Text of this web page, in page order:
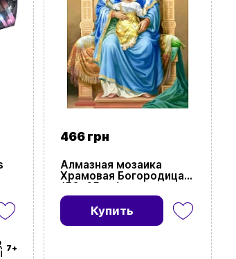
7+
466 грн
Алмазная мозаика
Храмовая Богородица
(50х65 см)
Купить